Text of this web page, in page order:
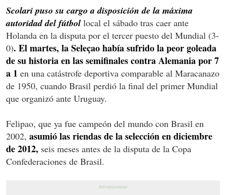
Scolari puso su cargo a disposición de la máxima
autoridad del fútbol local el sábado tras caer ante
Holanda en la disputa por el tercer puesto del Mundial (3-
0). El martes, la Seleçao había sufrido la peor goleada
de su historia en las semifinales contra Alemania por 7
a 1 en una catástrofe deportiva comparable al Maracanazo
de 1950, cuando Brasil perdió la final del primer Mundial
que organizó ante Uruguay.
Felipao, que ya fue campeón del mundo con Brasil en
2002, asumió las riendas de la selección en diciembre
de 2012, seis meses antes de la disputa de la Copa
Confederaciones de Brasil.